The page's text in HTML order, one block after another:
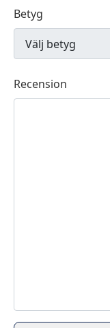
Betyg
Recension